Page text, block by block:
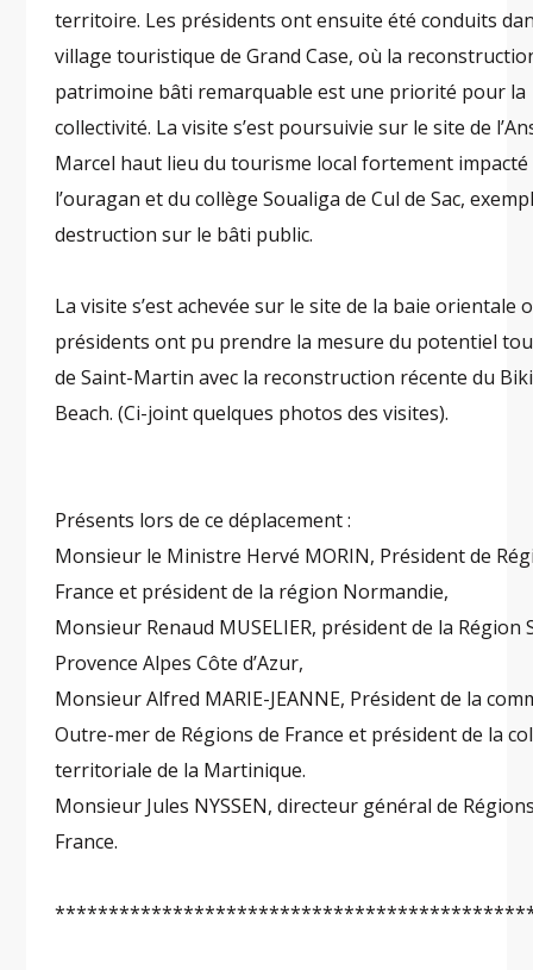
territoire. Les présidents ont ensuite été conduits
village touristique de Grand Case, où la
patrimoine bâti remarquable est une priorité pour la
collectivité. La visite s’est poursuivie sur le site de
Marcel haut lieu du tourisme local fortement
l’ouragan et du collège Soualiga de Cul de Sac,
destruction sur le bâti public.
La visite s’est achevée sur le site de la baie orientale
présidents ont pu prendre la mesure du potentiel
de Saint-Martin avec la reconstruction récente du
Beach. (Ci-joint quelques photos des visites).
Présents lors de ce déplacement :
Monsieur le Ministre Hervé MORIN, Président de
France et président de la région Normandie,
Monsieur Renaud MUSELIER, président de la Région
Provence Alpes Côte d’Azur,
Monsieur Alfred MARIE-JEANNE, Président de la
Outre-mer de Régions de France et président de la
territoriale de la Martinique.
Monsieur Jules NYSSEN, directeur général de
France.